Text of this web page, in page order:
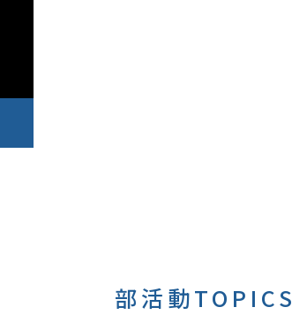
部活動TOPICS